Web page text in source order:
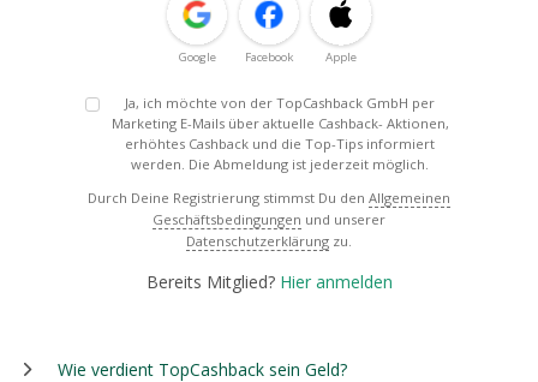
Google Facebook Apple
Ja, ich möchte von der TopCashback GmbH per
Marketing E-Mails über aktuelle Cashback- Aktionen,
erhöhtes Cashback und die Top-Tips informiert
werden. Die Abmeldung ist jederzeit möglich.
Durch Deine Registrierung stimmst Du den Allgemeinen
Geschäftsbedingungen und unserer
Datenschutzerklärung zu.
Bereits Mitglied? Hier anmelden
Wie verdient TopCashback sein Geld?